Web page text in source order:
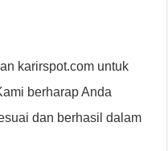
karirspot.com untuk
berharap Anda
dan berhasil dalam